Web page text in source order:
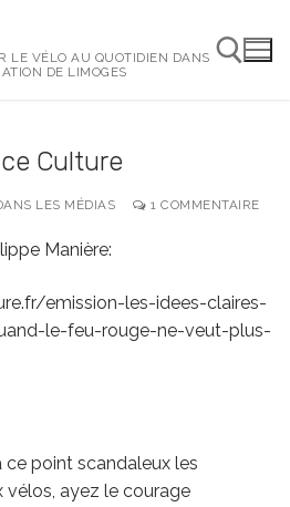
LE VÉLO AU QUOTIDIEN DANS
DE LIMOGES
Rechercher :
Culture
LES MÉDIAS 1 COMMENTAIRE
Manière:
emission-les-idees-claires-
le-feu-rouge-ne-veut-plus-
point scandaleux les
vélos, ayez le courage